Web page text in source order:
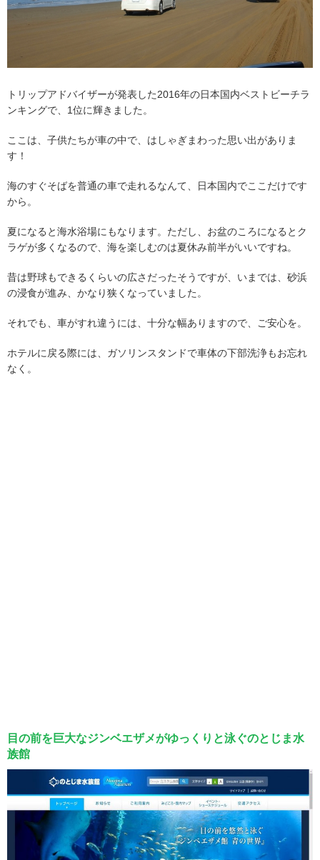
トリップアドバイザーが発表した2016年の日本国内ベストビーチラ
ンキングで、1位に輝きました。
ここは、子供たちが車の中で、はしゃぎまわった思い出がありま
す！
海のすぐそばを普通の車で走れるなんて、日本国内でここだけです
から。
夏になると海水浴場にもなります。ただし、お盆のころになるとク
ラゲが多くなるので、海を楽しむのは夏休み前半がいいですね。
昔は野球もできるくらいの広さだったそうですが、いまでは、砂浜
の浸食が進み、かなり狭くなっていました。
それでも、車がすれ違うには、十分な幅ありますので、ご安心を。
ホテルに戻る際には、ガソリンスタンドで車体の下部洗浄もお忘れ
なく。
目の前を巨大なジンベエザメがゆっくりと泳ぐのとじま水
族館